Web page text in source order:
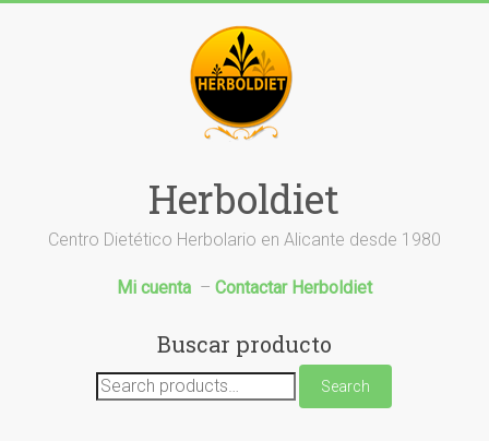
Herboldiet
Centro Dietético Herbolario en Alicante desde 1980
Mi cuenta – Contactar Herboldiet
Buscar producto
Search
for:
Search